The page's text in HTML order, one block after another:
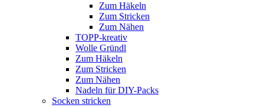
Zum Häkeln
Zum Stricken
Zum Nähen
TOPP-kreativ
Wolle Gründl
Zum Häkeln
Zum Stricken
Zum Nähen
Nadeln für DIY-Packs
Socken stricken